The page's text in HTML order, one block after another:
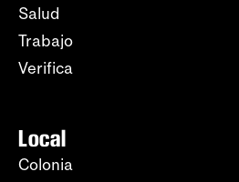
Salud
Trabajo
Verifica
Local
Colonia